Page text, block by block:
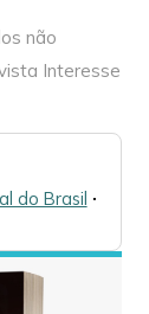
não
Interesse
do Brasil 🞌